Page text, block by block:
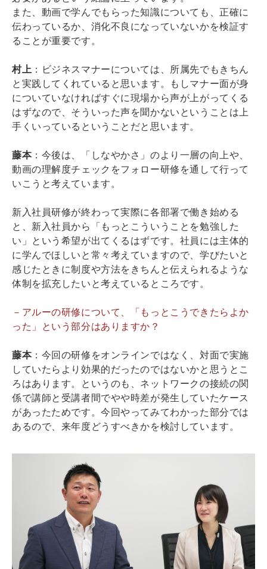
また、動画で学んでもらった知識についても、正確に
伝わっているか、消化不良になっていないかを検証す
ることが重要です。
村上 ：ビジネスマナーについては、所属先でもきちん
と実践してくれていると思います。もしマナー面が身
についていなければすぐに現場から声が上がってくる
はずなので、そういった声を聞かないということは上
手くいっているということだと思います。
藤本：今後は、「しなやかさ」のより一層の向上や、
動画の理解度チェックをフォロー研修を通して行って
いこうと考えています。
新入社員研修が終わって実際に各部署で働き始める
と、新入社員から「もっとこういうことを勉強した
い」という希望が出てくるはずです。社員には主体的
に学んでほしいと常々考えていますので、学びたいと
感じたときに制度や方法をきちんと伝えられるような
体制を拡充したいと考えているところです。
－アルーの研修について、「もっとこうできたらよか
った」という部分はありますか？
藤本：今回の研修をオンラインではなく、対面で実施
していたらより効果的だったのではないかと思うとこ
ろはあります。というのも、ネットワークの接続の関
係で講師と受講者間でやや時差が発生していたケース
があったためです。今回やってみてわかった部分では
あるので、来年度どうすべきかを検討しています。